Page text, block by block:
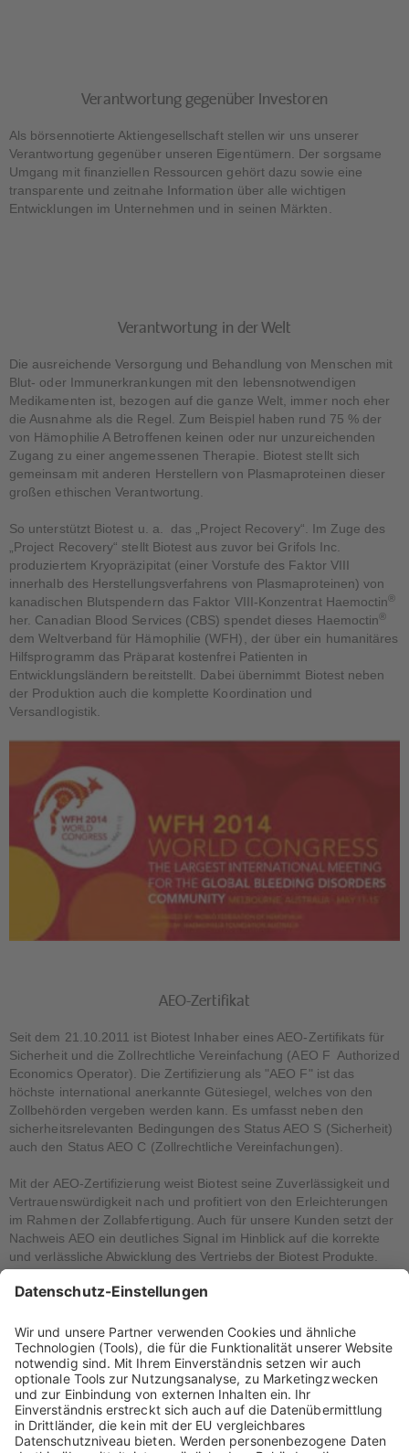
Verantwortung gegenüber Investoren
Als börsennotierte Aktiengesellschaft stellen wir uns unserer
Verantwortung gegenüber unseren Eigentümern. Der sorgsame
Umgang mit finanziellen Ressourcen gehört dazu sowie eine
transparente und zeitnahe Information über alle wichtigen
Entwicklungen im Unternehmen und in seinen Märkten.
Verantwortung in der Welt
Die ausreichende Versorgung und Behandlung von Menschen mit
Blut- oder Immunerkrankungen mit den lebensnotwendigen
Medikamenten ist, bezogen auf die ganze Welt, immer noch eher
die Ausnahme als die Regel. Zum Beispiel haben rund 75 % der
von Hämophilie A Betroffenen keinen oder nur unzureichenden
Zugang zu einer angemessenen Therapie. Biotest stellt sich
gemeinsam mit anderen Herstellern von Plasmaproteinen dieser
großen ethischen Verantwortung.
So unterstützt Biotest u. a. das „Project Recovery“. Im Zuge des
„Project Recovery“ stellt Biotest aus zuvor bei Grifols Inc.
produziertem Kryopräzipitat (einer Vorstufe des Faktor VIII
innerhalb des Herstellungsverfahrens von Plasmaproteinen) von
kanadischen Blutspendern das Faktor VIII-Konzentrat Haemoctin®
her. Canadian Blood Services (CBS) spendet dieses Haemoctin®
dem Weltverband für Hämophilie (WFH), der über ein humanitäres
Hilfsprogramm das Präparat kostenfrei Patienten in
Entwicklungsländern bereitstellt. Dabei übernimmt Biotest neben
der Produktion auch die komplette Koordination und
Versandlogistik.
AEO-Zertifikat
Seit dem 21.10.2011 ist Biotest Inhaber eines AEO-Zertifikats für
Sicherheit und die Zollrechtliche Vereinfachung (AEO F Authorized
Economics Operator). Die Zertifizierung als "AEO F" ist das
höchste international anerkannte Gütesiegel, welches von den
Zollbehörden vergeben werden kann. Es umfasst neben den
sicherheitsrelevanten Bedingungen des Status AEO S (Sicherheit)
auch den Status AEO C (Zollrechtliche Vereinfachungen).
Mit der AEO-Zertifizierung weist Biotest seine Zuverlässigkeit und
Vertrauenswürdigkeit nach und profitiert von den Erleichterungen
im Rahmen der Zollabfertigung. Auch für unsere Kunden setzt der
Nachweis AEO ein deutliches Signal im Hinblick auf die korrekte
und verlässliche Abwicklung des Vertriebs der Biotest Produkte.
Das Zertifikat ist in allen EU-Mitgliedsstaaten gültig und zeitlich